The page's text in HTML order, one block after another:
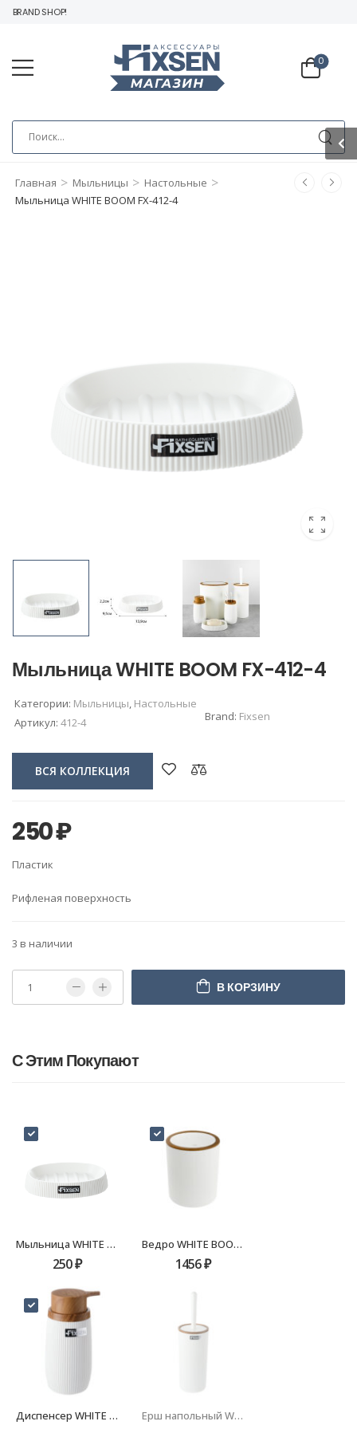
SHOP!
0
Главная > Мыльницы > Настольные >
Мыльница WHITE BOOM FX-412-4
Мыльница WHITE BOOM FX-412-4
Категории: Мыльницы, Настольные
Артикул: 412-4 Brand: Fixsen
ВСЯ КОЛЛЕКЦИЯ
250₽
Пластик
Рифленая поверхность
3 в наличии
В КОРЗИНУ
С Этим Покупают
Мыльница WHITE BOOM FX-412-4
250₽
Ведро WHITE BOOM FX-412-6
1456₽
Диспенсер WHITE BOOM FX-412-1 Ерш напольный WHITE BOOM FX-412-5